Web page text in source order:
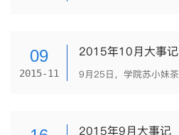
09
2015-11
2015年10月大事记
2015年9月大事记